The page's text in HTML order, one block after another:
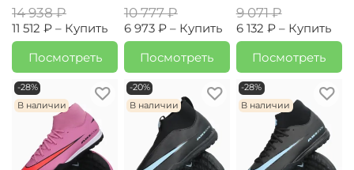
14 938 ₽
11 512 ₽ – Купить
Посмотреть
10 777 ₽
6 973 ₽ – Купить
Посмотреть
9 071 ₽
6 132 ₽ – Купить
Посмотреть
-28%
В наличии
-20%
В наличии
-28%
В наличии